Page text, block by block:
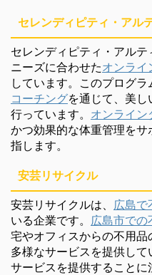
セレンディピティ・アル
セレンディピティ・アル
ニーズに合わせたオンライ
しています。このプログラ
コーチングを通じて、美
行っています。 オンライン
かつ効果的な体重管理を
指します。
安芸リサイクル
安芸リサイクルは、 広島で
いる企業です。 広島市での
宅やオフィスからの不用品
多様なサービスを提供し
サービスを提供することに